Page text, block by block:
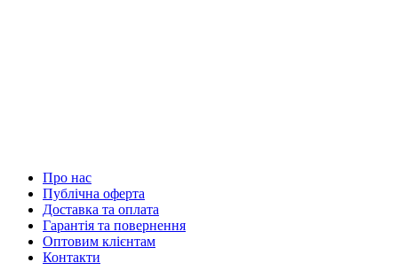
Про нас
Публічна оферта
Доставка та оплата
Гарантія та повернення
Оптовим клієнтам
Контакти